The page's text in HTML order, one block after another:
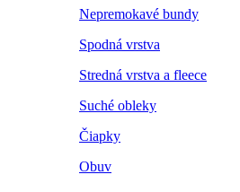
Nepremokavé bundy
Spodná vrstva
Stredná vrstva a fleece
Suché obleky
Čiapky
Obuv